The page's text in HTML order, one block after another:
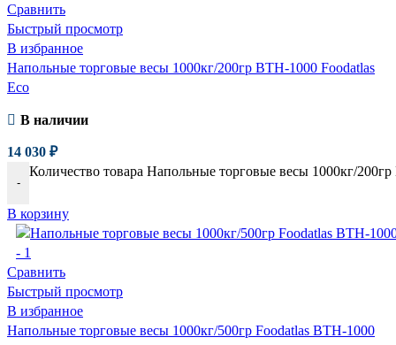
Сравнить
Быстрый просмотр
В избранное
Напольные торговые весы 1000кг/200гр ВТН-1000 Foodatlas
Eco
В наличии
14 030 ₽
-
Количество товара Напольные торговые весы 1000кг/
В корзину
Сравнить
Быстрый просмотр
В избранное
Напольные торговые весы 1000кг/500гр Foodatlas ВТН-1000